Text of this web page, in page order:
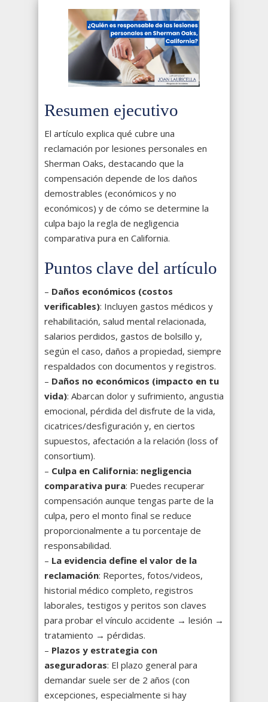
Resumen ejecutivo
El artículo explica qué cubre una
reclamación por lesiones personales en
Sherman Oaks, destacando que la
compensación depende de los daños
demostrables (económicos y no
económicos) y de cómo se determine la
culpa bajo la regla de negligencia
comparativa pura en California.
Puntos clave del artículo
– Daños económicos (costos
verificables): Incluyen gastos médicos y
rehabilitación, salud mental relacionada,
salarios perdidos, gastos de bolsillo y,
según el caso, daños a propiedad, siempre
respaldados con documentos y registros.
– Daños no económicos (impacto en tu
vida): Abarcan dolor y sufrimiento, angustia
emocional, pérdida del disfrute de la vida,
cicatrices/desfiguración y, en ciertos
supuestos, afectación a la relación (loss of
consortium).
– Culpa en California: negligencia
comparativa pura: Puedes recuperar
compensación aunque tengas parte de la
culpa, pero el monto final se reduce
proporcionalmente a tu porcentaje de
responsabilidad.
– La evidencia define el valor de la
reclamación: Reportes, fotos/videos,
historial médico completo, registros
laborales, testigos y peritos son claves
para probar el vínculo accidente → lesión →
tratamiento → pérdidas.
– Plazos y estrategia con
aseguradoras: El plazo general para
demandar suele ser de 2 años (con
excepciones, especialmente si hay